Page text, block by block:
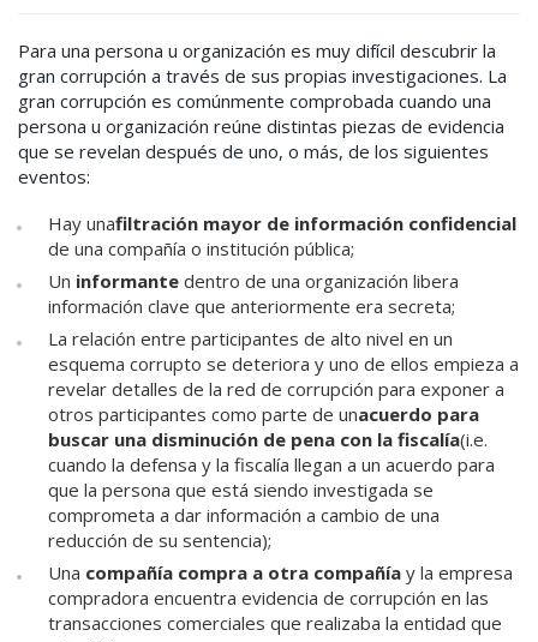
Para una persona u organización es muy difícil descubrir la
gran corrupción a través de sus propias investigaciones. La
gran corrupción es comúnmente comprobada cuando una
persona u organización reúne distintas piezas de evidencia
que se revelan después de uno, o más, de los siguientes
eventos:
Hay unafiltración mayor de información confidencial
de una compañía o institución pública;
Un informante dentro de una organización libera
información clave que anteriormente era secreta;
La relación entre participantes de alto nivel en un
esquema corrupto se deteriora y uno de ellos empieza a
revelar detalles de la red de corrupción para exponer a
otros participantes como parte de unacuerdo para
buscar una disminución de pena con la fiscalía(i.e.
cuando la defensa y la fiscalía llegan a un acuerdo para
que la persona que está siendo investigada se
comprometa a dar información a cambio de una
reducción de su sentencia);
Una compañía compra a otra compañía y la empresa
compradora encuentra evidencia de corrupción en las
transacciones comerciales que realizaba la entidad que